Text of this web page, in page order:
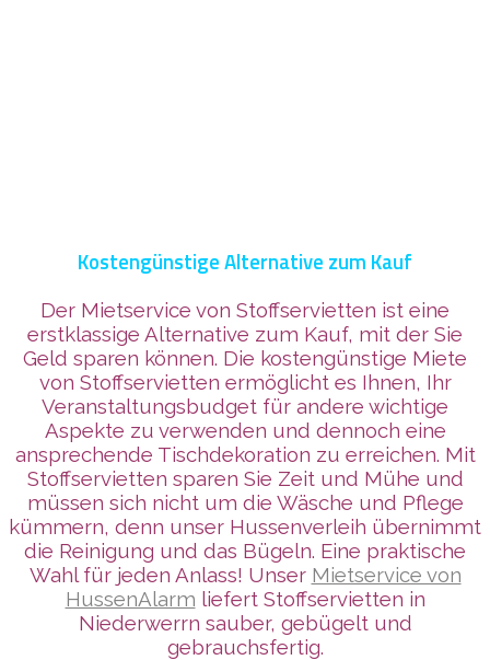
Kostengünstige Alternative zum Kauf
Der Mietservice von Stoffservietten ist eine
erstklassige Alternative zum Kauf, mit der Sie
Geld sparen können. Die kostengünstige Miete
von Stoffservietten ermöglicht es Ihnen, Ihr
Veranstaltungsbudget für andere wichtige
Aspekte zu verwenden und dennoch eine
ansprechende Tischdekoration zu erreichen. Mit
Stoffservietten sparen Sie Zeit und Mühe und
müssen sich nicht um die Wäsche und Pflege
kümmern, denn unser Hussenverleih übernimmt
die Reinigung und das Bügeln. Eine praktische
Wahl für jeden Anlass! Unser Mietservice von
HussenAlarm liefert Stoffservietten in
Niederwerrn sauber, gebügelt und
gebrauchsfertig.